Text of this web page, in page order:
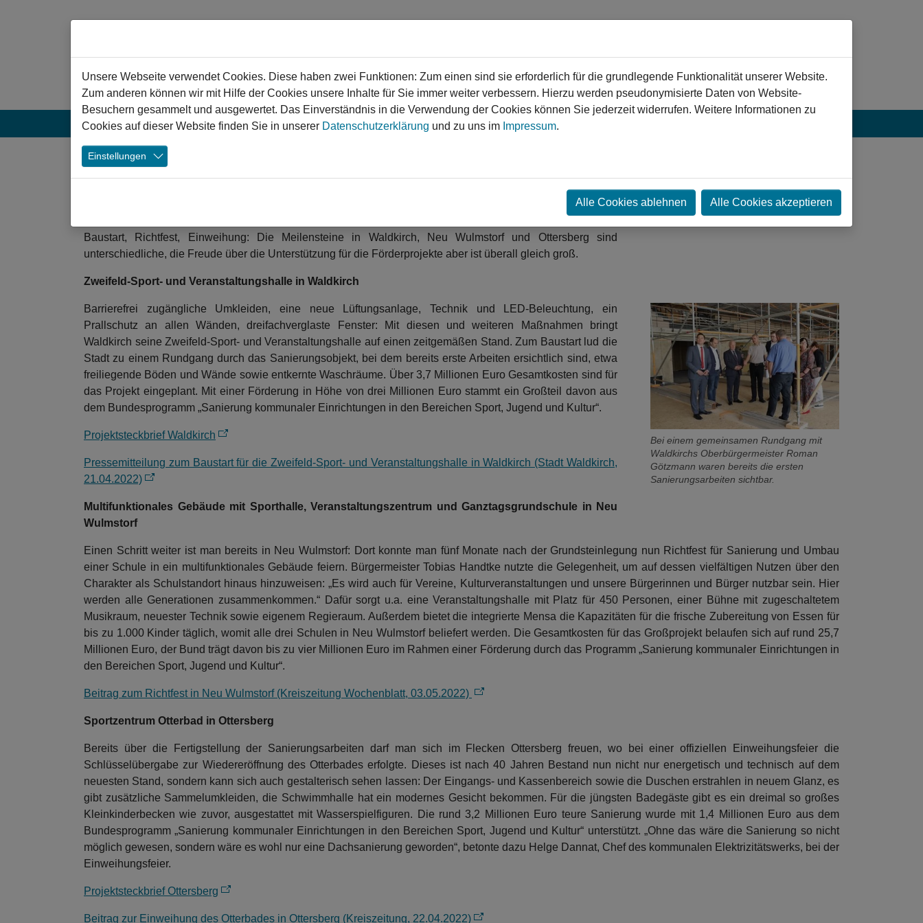
Aktuelles Projekte ❯ Veranstaltungen ❯ Service ❯ Login Kontakt
Allerorts Grund zur Freude
Bei einem gemeinsamen Rundgang mit
Waldkirchs Oberbürgermeister Roman
Götzmann waren bereits die ersten
Sanierungsarbeiten sichtbar.
Baustart, Richtfest, Einweihung: Die Meilensteine in Waldkirch, Neu Wulmstorf und Ottersberg sind
unterschiedliche, die Freude über die Unterstützung für die Förderprojekte aber ist überall gleich groß.
Zweifeld-Sport- und Veranstaltungshalle in Waldkirch
Barrierefrei zugängliche Umkleiden, eine neue Lüftungsanlage, Technik und LED-Beleuchtung, ein
Prallschutz an allen Wänden, dreifachverglaste Fenster: Mit diesen und weiteren Maßnahmen bringt
Waldkirch seine Zweifeld-Sport- und Veranstaltungshalle auf einen zeitgemäßen Stand. Zum Baustart lud die
Stadt zu einem Rundgang durch das Sanierungsobjekt, bei dem bereits erste Arbeiten ersichtlich sind, etwa
freiliegende Böden und Wände sowie entkernte Waschräume. Über 3,7 Millionen Euro Gesamtkosten sind für
das Projekt eingeplant. Mit einer Förderung in Höhe von drei Millionen Euro stammt ein Großteil davon aus
dem Bundesprogramm „Sanierung kommunaler Einrichtungen in den Bereichen Sport, Jugend und Kultur“.
Projektsteckbrief Waldkirch
Pressemitteilung zum Baustart für die Zweifeld-Sport- und Veranstaltungshalle in Waldkirch (Stadt Waldkirch,
21.04.2022)
Multifunktionales Gebäude mit Sporthalle, Veranstaltungszentrum und Ganztagsgrundschule in Neu
Wulmstorf
Einen Schritt weiter ist man bereits in Neu Wulmstorf: Dort konnte man fünf Monate nach der Grundsteinlegung nun Richtfest für Sanierung und Umbau
einer Schule in ein multifunktionales Gebäude feiern. Bürgermeister Tobias Handtke nutzte die Gelegenheit, um auf dessen vielfältigen Nutzen über den
Charakter als Schulstandort hinaus hinzuweisen: „Es wird auch für Vereine, Kulturveranstaltungen und unsere Bürgerinnen und Bürger nutzbar sein. Hier
werden alle Generationen zusammenkommen.“ Dafür sorgt u.a. eine Veranstaltungshalle mit Platz für 450 Personen, einer Bühne mit zugeschaltetem
Musikraum, neuester Technik sowie eigenem Regieraum. Außerdem bietet die integrierte Mensa die Kapazitäten für die frische Zubereitung von Essen für
bis zu 1.000 Kinder täglich, womit alle drei Schulen in Neu Wulmstorf beliefert werden. Die Gesamtkosten für das Großprojekt belaufen sich auf rund 25,7
Millionen Euro, der Bund trägt davon bis zu vier Millionen Euro im Rahmen einer Förderung durch das Programm „Sanierung kommunaler Einrichtungen in
den Bereichen Sport, Jugend und Kultur“.
Beitrag zum Richtfest in Neu Wulmstorf (Kreiszeitung Wochenblatt, 03.05.2022)
Sportzentrum Otterbad in Ottersberg
Bereits über die Fertigstellung der Sanierungsarbeiten darf man sich im Flecken Ottersberg freuen, wo bei einer offiziellen Einweihungsfeier die
Schlüsselübergabe zur Wiedereröffnung des Otterbades erfolgte. Dieses ist nach 40 Jahren Bestand nun nicht nur energetisch und technisch auf dem
neuesten Stand, sondern kann sich auch gestalterisch sehen lassen: Der Eingangs- und Kassenbereich sowie die Duschen erstrahlen in neuem Glanz, es
gibt zusätzliche Sammelumkleiden, die Schwimmhalle hat ein modernes Gesicht bekommen. Für die jüngsten Badegäste gibt es ein dreimal so großes
Kleinkinderbecken wie zuvor, ausgestattet mit Wasserspielfiguren. Die rund 3,2 Millionen Euro teure Sanierung wurde mit 1,4 Millionen Euro aus dem
Bundesprogramm „Sanierung kommunaler Einrichtungen in den Bereichen Sport, Jugend und Kultur“ unterstützt. „Ohne das wäre die Sanierung so nicht
möglich gewesen, sondern wäre es wohl nur eine Dachsanierung geworden“, betonte dazu Helge Dannat, Chef des kommunalen Elektrizitätswerks, bei der
Einweihungsfeier.
Projektsteckbrief Ottersberg
Beitrag zur Einweihung des Otterbades in Ottersberg (Kreiszeitung, 22.04.2022)
Unsere Webseite verwendet Cookies. Diese haben zwei Funktionen: Zum einen sind sie erforderlich für die grundlegende Funktionalität unserer Website.
Zum anderen können wir mit Hilfe der Cookies unsere Inhalte für Sie immer weiter verbessern. Hierzu werden pseudonymisierte Daten von Website-
Besuchern gesammelt und ausgewertet. Das Einverständnis in die Verwendung der Cookies können Sie jederzeit widerrufen. Weitere Informationen zu
Cookies auf dieser Website finden Sie in unserer Datenschutzerklärung und zu uns im Impressum.
Einstellungen
Alle Cookies ablehnen Alle Cookies akzeptieren